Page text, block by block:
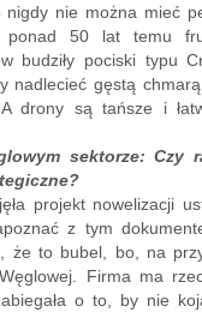
nigdy nie można mieć
ponad 50 lat temu
budziły pociski typu
nadlecieć gęstą
drony są tańsze i
sektorze: Czy
projekt nowelizacji
z tym
że to bubel, bo, na
Firma ma
o to, by nie